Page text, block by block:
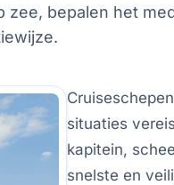
bepalen het
situaties
kapitein,
snelste en